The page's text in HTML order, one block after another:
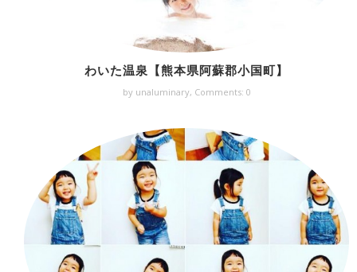
わいた温泉【熊本県阿蘇郡小国町】
by unaluminary, Comments: 0